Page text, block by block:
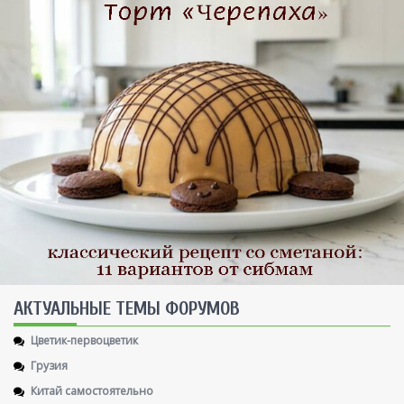
AКТУАЛЬНЫЕ ТЕМЫ ФОРУМОВ
Цветик-первоцветик
Грузия
Китай самостоятельно